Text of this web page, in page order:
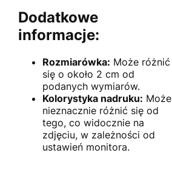
Dodatkowe
informacje:
Rozmiarówka: Może różnić
się o około 2 cm od
podanych wymiarów.
Kolorystyka nadruku: Może
nieznacznie różnić się od
tego, co widocznie na
zdjęciu, w zależności od
ustawień monitora.